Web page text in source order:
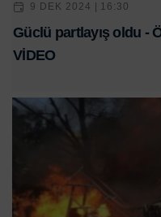
9 DEK 2024 | 16:30
Güclü partlayış oldu -
VİDEO